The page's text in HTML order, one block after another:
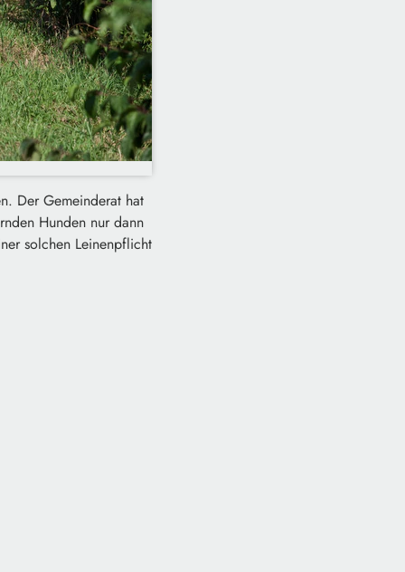
Der Gemeinderat hat
Hunden nur dann
solchen Leinenpflicht